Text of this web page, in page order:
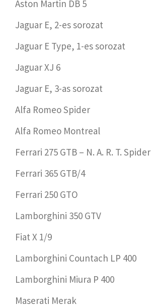
Aston Martin DB 5
Jaguar E, 2-es sorozat
Jaguar E Type, 1-es sorozat
Jaguar XJ 6
Jaguar E, 3-as sorozat
Alfa Romeo Spider
Alfa Romeo Montreal
Ferrari 275 GTB – N. A. R. T. Spider
Ferrari 365 GTB/4
Ferrari 250 GTO
Lamborghini 350 GTV
Fiat X 1/9
Lamborghini Countach LP 400
Lamborghini Miura P 400
Maserati Merak